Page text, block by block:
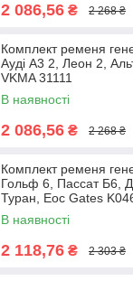
2 086,56 ₴ 2 268 ₴
Комплект ременя
Ауді А3 2, Леон 2,
VKMA 31111
В наявності
2 086,56 ₴ 2 268 ₴
Комплект ременя
Гольф 6, Пассат Б6,
Туран, Еос Gates
В наявності
2 118,76 ₴ 2 303 ₴